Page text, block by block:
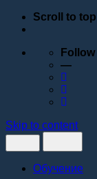
Scroll to top
Follow
—
Skip to content
Обучение